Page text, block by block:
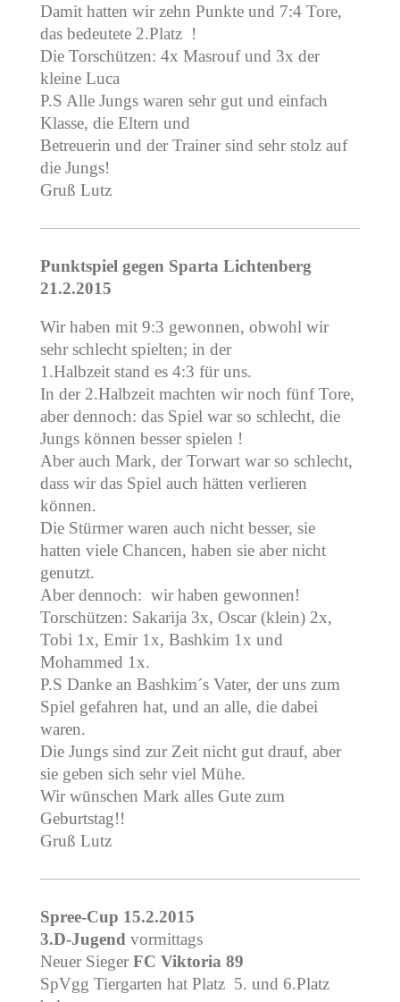
Damit hatten wir zehn Punkte und 7:4 Tore,
das bedeutete 2.Platz !
Die Torschützen: 4x Masrouf und 3x der
kleine Luca
P.S Alle Jungs waren sehr gut und einfach
Klasse, die Eltern und
Betreuerin und der Trainer sind sehr stolz auf
die Jungs!
Gruß Lutz
Punktspiel gegen Sparta Lichtenberg
21.2.2015
Wir haben mit 9:3 gewonnen, obwohl wir
sehr schlecht spielten; in der
1.Halbzeit stand es 4:3 für uns.
In der 2.Halbzeit machten wir noch fünf Tore,
aber dennoch: das Spiel war so schlecht, die
Jungs können besser spielen !
Aber auch Mark, der Torwart war so schlecht,
dass wir das Spiel auch hätten verlieren
können.
Die Stürmer waren auch nicht besser, sie
hatten viele Chancen, haben sie aber nicht
genutzt.
Aber dennoch: wir haben gewonnen!
Torschützen: Sakarija 3x, Oscar (klein) 2x,
Tobi 1x, Emir 1x, Bashkim 1x und
Mohammed 1x.
P.S Danke an Bashkim´s Vater, der uns zum
Spiel gefahren hat, und an alle, die dabei
waren.
Die Jungs sind zur Zeit nicht gut drauf, aber
sie geben sich sehr viel Mühe.
Wir wünschen Mark alles Gute zum
Geburtstag!!
Gruß Lutz
Spree-Cup 15.2.2015
3.D-Jugend vormittags
Neuer Sieger FC Viktoria 89
SpVgg Tiergarten hat Platz 5. und 6.Platz